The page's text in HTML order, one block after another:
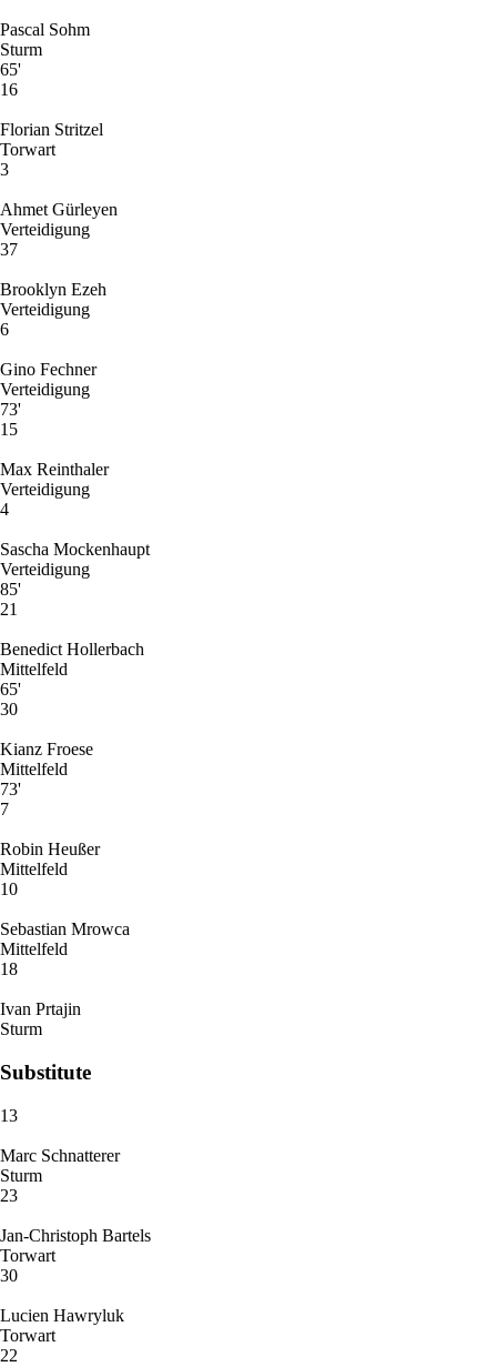
Pascal Sohm
Sturm
65'
16
Florian Stritzel
Torwart
3
Ahmet Gürleyen
Verteidigung
37
Brooklyn Ezeh
Verteidigung
6
Gino Fechner
Verteidigung
73'
15
Max Reinthaler
Verteidigung
4
Sascha Mockenhaupt
Verteidigung
85'
21
Benedict Hollerbach
Mittelfeld
65'
30
Kianz Froese
Mittelfeld
73'
7
Robin Heußer
Mittelfeld
10
Sebastian Mrowca
Mittelfeld
18
Ivan Prtajin
Sturm
Substitute
13
Marc Schnatterer
Sturm
23
Jan-Christoph Bartels
Torwart
30
Lucien Hawryluk
Torwart
22